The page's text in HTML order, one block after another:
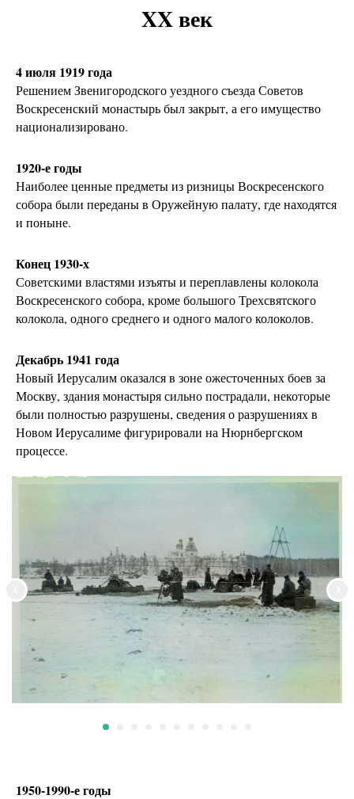
XX век
4 июля 1919 года
Решением Звенигородского уездного съезда Советов
Воскресенский монастырь был закрыт, а его имущество
национализировано.
1920-е годы
Наиболее ценные предметы из ризницы Воскресенского
собора были переданы в Оружейную палату, где находятся
и поныне.
Конец 1930-х
Советскими властями изъяты и переплавлены колокола
Воскресенского собора, кроме большого Трехсвятского
колокола, одного среднего и одного малого колоколов.
Декабрь 1941 года
Новый Иерусалим оказался в зоне ожесточенных боев за
Москву, здания монастыря сильно пострадали, некоторые
были полностью разрушены, сведения о разрушениях в
Новом Иерусалиме фигурировали на Нюрнбергском
процессе.
1950-1990-е годы